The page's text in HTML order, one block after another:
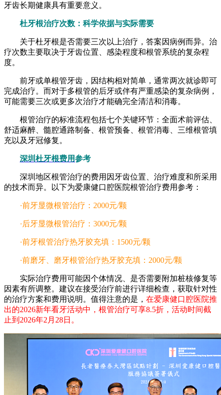
牙齿长期健康具有重要意义。
杜牙根治疗次数：科学依据与实际需要
关于杜牙根是否需要三次以上治疗，答案因病例而异。治
疗次数主要取决于牙齿位置、感染程度和根管系统的复杂程
度。
前牙或单根管牙齿，因结构相对简单，通常两次就诊即可
完成治疗。而对于多根管的后牙或伴有严重感染的复杂病例，
可能需要三次或更多次治疗才能确完全清洁和消毒。
根管治疗的标准流程包括七个关键环节：全面术前评估、
舒适麻醉、髓腔通路制备、根管预备、根管消毒、三维根管填
充以及牙冠修复。
深圳杜牙根费用参考
深圳地区根管治疗的费用因牙齿位置、治疗难度和所采用
的技术而异。以下为爱康健口腔医院根管治疗费用参考：
·前牙显微根管治疗：2000元/颗
·后牙显微根管治疗：3000元/颗
·前牙根管治疗热牙胶充填：1500元/颗
·前磨牙、磨牙根管治疗热牙胶充填：2000元/颗
实际治疗费用可能因个体情况、是否需要附加桩核修复等
因素有所调整。建议在接受治疗前进行详细检查，获取针对性
的治疗方案和费用说明。值得注意的是， 在爱康健口腔医院推
出的2026新年看牙活动中，根管治疗可享8.5折，活动时间截
止到2026年2月28日。